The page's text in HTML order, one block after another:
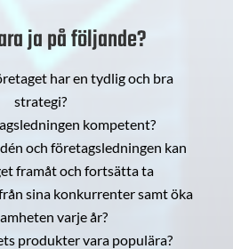
ja på följande?
har en tydlig och bra
strategi?
kompetent?
och företagsledningen kan
framåt och fortsätta ta
sina konkurrenter samt öka
varje år?
produkter vara populära?